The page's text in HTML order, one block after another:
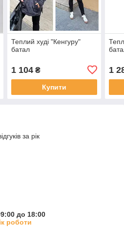
Теплий худі "Кенгуру"
батал
1 104₴
Купити
1
за рік
до 18:00
роботи